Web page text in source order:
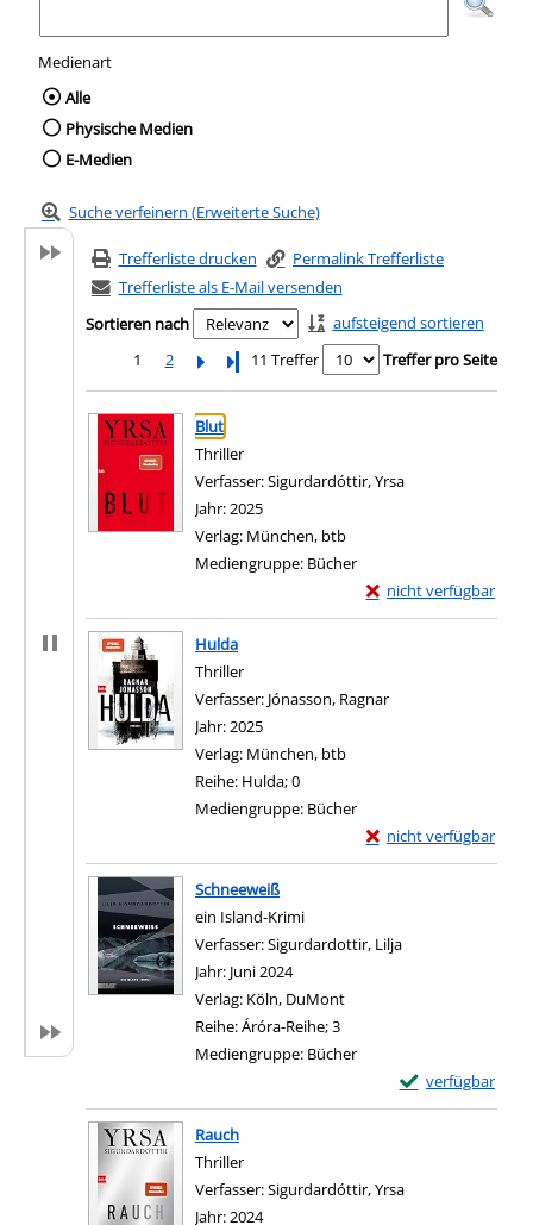
Medienart
Wählen Sie die Medienart nach der Sie
Alle
Physische Medien
E-Medien
Suche verfeinern (Erweiterte Suche)
Trefferliste drucken
Permalink Trefferliste
Trefferliste als E-Mail versenden
Sortieren nach
aufsteigend sortieren
1
2 Letzte Seite
11 Treffer Treffer pro Seite
Suchergebnis
Zu den Suchfiltern springen
Blut
Thriller
Verfasser:Sigurdardóttir, Yrsa
Jahr:2025
Verlag: München, btb
Mediengruppe: Bücher
nicht verfügbar
Exemplar-Details von
Zum Download von
Hulda
Thriller
Verfasser: Jónasson, Ragnar
Jahr:2025
Verlag: München, btb
Reihe: Hulda; 0
Mediengruppe: Bücher
nicht verfügbar
Exemplar-Details von
Zum Download von
Schneeweiß
ein Island-Krimi
Verfasser:Sigurdardottir, Lilja
Jahr: Juni 2024
Verlag: Köln, DuMont
Reihe:Áróra-Reihe; 3
Mediengruppe: Bücher
verfügbar
Exemplar-Details
Zum Download
Rauch
Thriller
Verfasser:Sigurdardóttir, Yrsa
Jahr:2024